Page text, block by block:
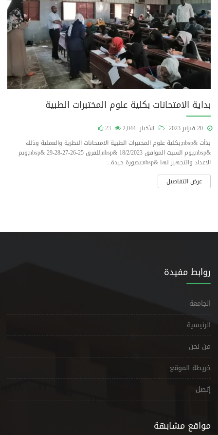
بداية الامتحانات بكلية علوم المختبرات الطبية
الأخبار 2,044
23
بدأت &nbsp;بكلية علوم المختبرات الطبية الامتحانات النظرية والعملية وذلك
&nbsp;يوم السبت الموافق 18/2/2023 &nbsp;للفرق 25-26-27-28-29 &nbsp;وتم
الاعداد والتجهيز لها &nbsp;بصورة جيدة...
عرض التفاصيل
روابط مفيدة
الجامعة
الرئيسية
من نحن
خريطة الموقع
إتصل
مواقع مشابهة